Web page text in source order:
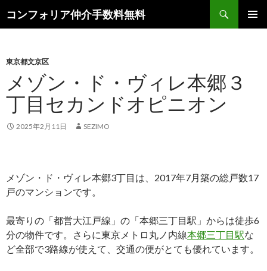
コンフォリア仲介手数料無料
索
ン
へ
ス
キ
ッ
東京都文京区
メゾン・ド・ヴィレ本郷３
丁目セカンドオピニオン
2025年2月11日 SEZIMO
メゾン・ド・ヴィレ本郷3丁目は、2017年7月築の総戸数17
戸のマンションです。
最寄りの「都営大江戸線」の「本郷三丁目駅」からは徒歩6
分の物件です。さらに東京メトロ丸ノ内線本郷三丁目駅な
ど全部で3路線が使えて、交通の便がとても優れています。